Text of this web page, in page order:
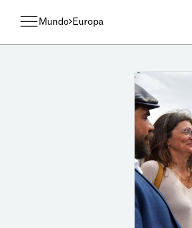
Mundo Europa